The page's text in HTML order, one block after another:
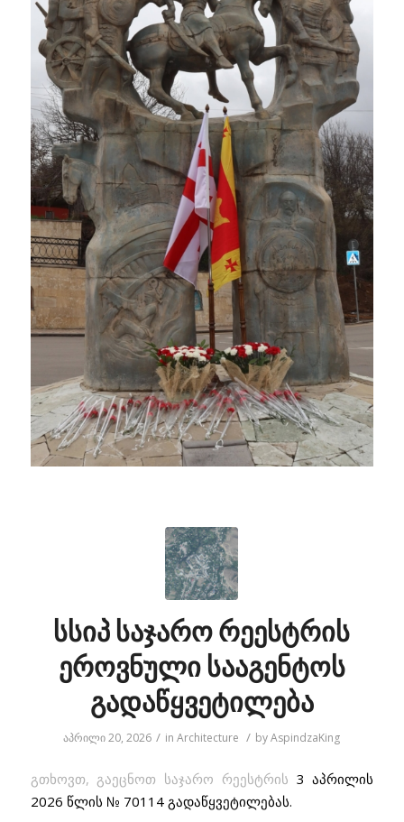
სსიპ საჯარო რეესტრის
ეროვნული სააგენტოს
გადაწყვეტილება
აპრილი 20, 2026 / inArchitecture / byAspindzaKing
გთხოვთ, გაეცნოთ საჯარო რეესტრის 3 აპრილის
2026 წლის № 70114 გადაწყვეტილებას.